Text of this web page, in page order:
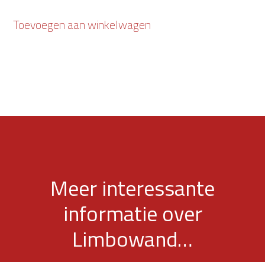
Toevoegen aan winkelwagen
Meer interessante
informatie over
Limbowand…